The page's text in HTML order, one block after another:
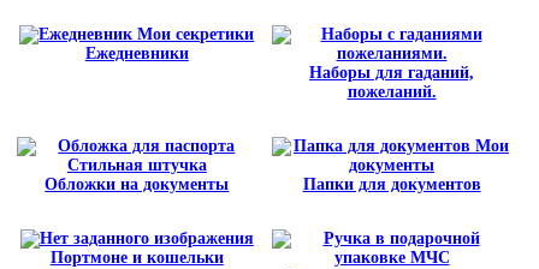
Ежедневники
Наборы для гаданий,
пожеланий.
Обложки на документы Папки для документов
Портмоне и кошельки